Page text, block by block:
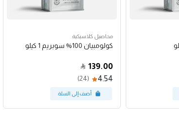
محاصيل كلاسيكية
كولومبيان 100% سوبريم 1 كيلو
139.00
4.54
(24)